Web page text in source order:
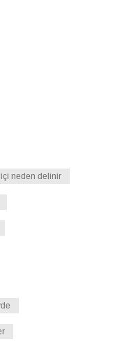
içi neden delinir